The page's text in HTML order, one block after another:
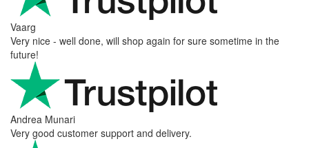
Vaarg
Very nice - well done, will shop again for sure sometime in the
future!
Andrea Munari
Very good customer support and delivery.